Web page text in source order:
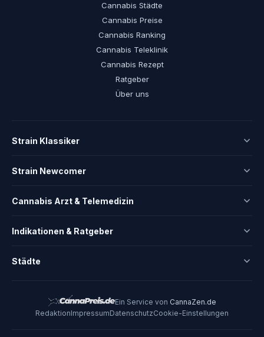
Cannabis Städte
Cannabis Preise
Cannabis Ranking
Cannabis Teleklinik
Cannabis Rezept
Ratgeber
Über uns
Strain Klassiker
Strain Newcomer
Cannabis Arzt & Telemedizin
Indikationen & Ratgeber
Städte
Ein Service von CannaZen.de
RedaktionImpressumDatenschutzCookie-Einstellungen